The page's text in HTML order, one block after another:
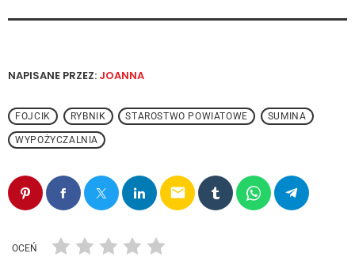
NAPISANE PRZEZ: JOANNA
FOJCIK RYBNIK STAROSTWO POWIATOWE SUMINA
WYPOŻYCZALNIA
email
OCEŃ